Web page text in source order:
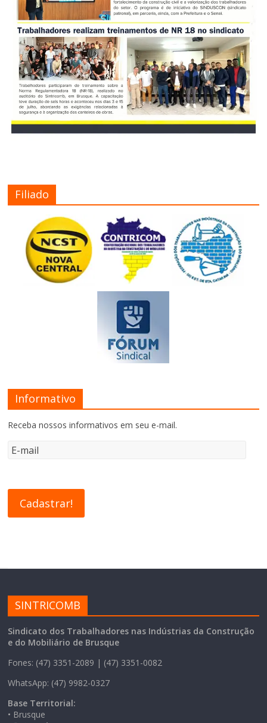
Filiado
Informativo
Receba nossos informativos em seu e-mail.
SINTRICOMB
Sindicato dos Trabalhadores nas Indústrias da Construção
e do Mobiliário de Brusque
Fones: (47) 3351-2089 | (47) 3351-0082
WhatsApp: (47) 9982-0327
Base Territorial:
• Brusque